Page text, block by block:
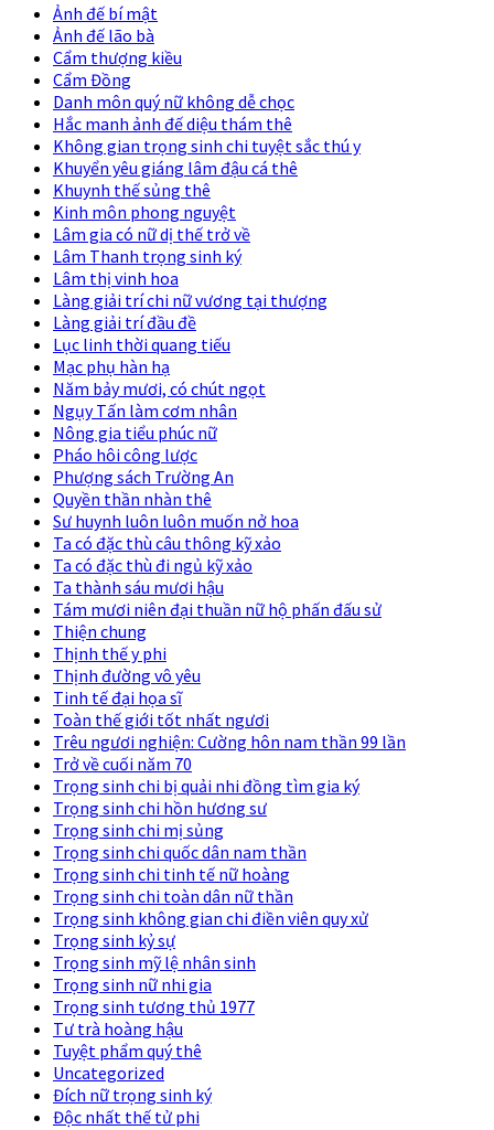
Ảnh đế bí mật
Ảnh đế lão bà
Cẩm thượng kiều
Cẩm Đồng
Danh môn quý nữ không dễ chọc
Hắc manh ảnh đế diệu thám thê
Không gian trọng sinh chi tuyệt sắc thú y
Khuyển yêu giáng lâm đậu cá thê
Khuynh thế sủng thê
Kinh môn phong nguyệt
Lâm gia có nữ dị thế trở về
Lâm Thanh trọng sinh ký
Lâm thị vinh hoa
Làng giải trí chi nữ vương tại thượng
Làng giải trí đầu đề
Lục linh thời quang tiếu
Mạc phụ hàn hạ
Năm bảy mươi, có chút ngọt
Ngụy Tấn làm cơm nhân
Nông gia tiểu phúc nữ
Pháo hôi công lược
Phượng sách Trường An
Quyền thần nhàn thê
Sư huynh luôn luôn muốn nở hoa
Ta có đặc thù câu thông kỹ xảo
Ta có đặc thù đi ngủ kỹ xảo
Ta thành sáu mươi hậu
Tám mươi niên đại thuần nữ hộ phấn đấu sử
Thiện chung
Thịnh thế y phi
Thịnh đường vô yêu
Tinh tế đại họa sĩ
Toàn thế giới tốt nhất ngươi
Trêu ngươi nghiện: Cường hôn nam thần 99 lần
Trở về cuối năm 70
Trọng sinh chi bị quải nhi đồng tìm gia ký
Trọng sinh chi hồn hương sư
Trọng sinh chi mị sủng
Trọng sinh chi quốc dân nam thần
Trọng sinh chi tinh tế nữ hoàng
Trọng sinh chi toàn dân nữ thần
Trọng sinh không gian chi điền viên quy xử
Trọng sinh kỷ sự
Trọng sinh mỹ lệ nhân sinh
Trọng sinh nữ nhi gia
Trọng sinh tương thủ 1977
Tư trà hoàng hậu
Tuyệt phẩm quý thê
Uncategorized
Đích nữ trọng sinh ký
Độc nhất thế tử phi